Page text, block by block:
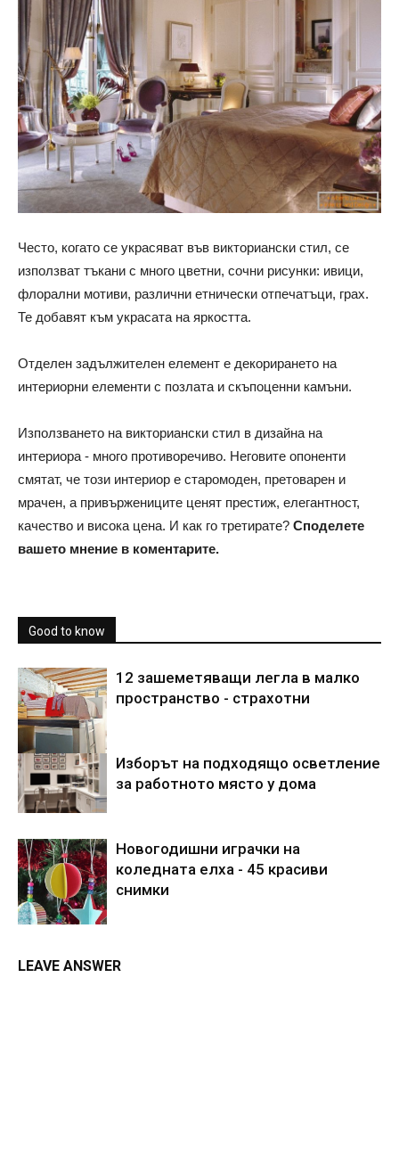
Често, когато се украсяват във викториански стил, се
използват тъкани с много цветни, сочни рисунки: ивици,
флорални мотиви, различни етнически отпечатъци, грах.
Те добавят към украсата на яркостта.
Отделен задължителен елемент е декорирането на
интериорни елементи с позлата и скъпоценни камъни.
Използването на викториански стил в дизайна на
интериора - много противоречиво. Неговите опоненти
смятат, че този интериор е старомоден, претоварен и
мрачен, а привържениците ценят престиж, елегантност,
качество и висока цена. И как го третирате? Споделете
вашето мнение в коментарите.
Good to know
12 зашеметяващи легла в малко
пространство - страхотни
Изборът на подходящо осветление
за работното място у дома
Новогодишни играчки на
коледната елха - 45 красиви
снимки
LEAVE ANSWER